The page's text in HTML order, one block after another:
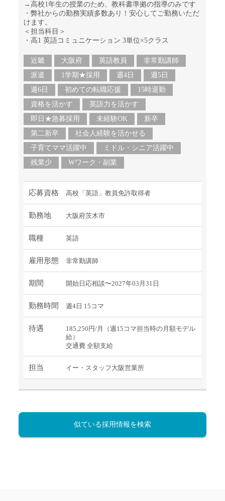
→高校1年生の授業のため、教科書準拠の指導のみです
・弊社からの勤務実績多数あり！安心してご勤務いただ
けます。
＜担当科目＞
・高1 英語コミュニケーション 3単位×5クラス
近畿 大阪府 英語教員
非常勤講師
派遣
1学期★採用 週4日
週5日
週6日
初めての転職応援
15時退勤
資格を活かす
英語力を活かす
即日★急募採用
未経験OK
新卒
第二新卒
社会人経験を活かせる
子育てママ活躍中
ミドル・シニア活躍中
残業少
Wワーク・副業
応募資格 高校「英語」教員免許取得者
勤務地 大阪府茨木市
職種 英語
雇用形態 非常勤講師
期間 開始日応相談〜2027年03月31日
勤務時間 週4日 15コマ
待遇
185,250円/月（週15コマ担当時の月額モデル
給）
交通費 全額支給
担当 イー・スタッフ大阪営業所
似ている採用情報を検索